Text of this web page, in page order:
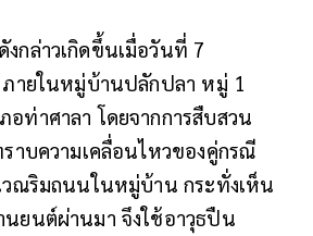
กล่าวเกิดขึ้นเมื่อวันที่ 7
ายในหมู่บ้านปลักปลา หมู่ 1
อท่าศาลา โดยจากการสืบสวน
าบความเคลื่อนไหวของคู่กรณี
วณริมถนนในหมู่บ้าน กระทั่งเห็น
นยนต์ผ่านมา จึงใช้อาวุธปืน